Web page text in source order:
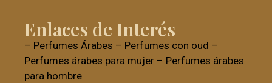
Enlaces de Interés
– Perfumes Árabes – Perfumes con oud –
Perfumes árabes para mujer – Perfumes árabes
para hombre